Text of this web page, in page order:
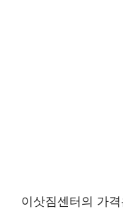
이삿짐센터의 가